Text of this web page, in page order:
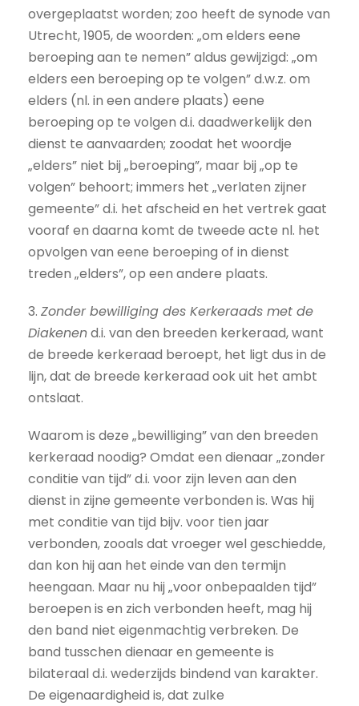
overgeplaatst worden; zoo heeft de synode van
Utrecht, 1905, de woorden: „om elders eene
beroeping aan te nemen” aldus gewijzigd: „om
elders een beroeping op te volgen” d.w.z. om
elders (nl. in een andere plaats) eene
beroeping op te volgen d.i. daadwerkelijk den
dienst te aanvaarden; zoodat het woordje
„elders” niet bij „beroeping”, maar bij „op te
volgen” behoort; immers het „verlaten zijner
gemeente” d.i. het afscheid en het vertrek gaat
vooraf en daarna komt de tweede acte nl. het
opvolgen van eene beroeping of in dienst
treden „elders”, op een andere plaats.
3. Zonder bewilliging des Kerkeraads met de
Diakenend.i. van den breeden kerkeraad, want
de breede kerkeraad beroept, het ligt dus in de
lijn, dat de breede kerkeraad ook uit het ambt
ontslaat.
Waarom is deze „bewilliging” van den breeden
kerkeraad noodig? Omdat een dienaar „zonder
conditie van tijd” d.i. voor zijn leven aan den
dienst in zijne gemeente verbonden is. Was hij
met conditie van tijd bijv. voor tien jaar
verbonden, zooals dat vroeger wel geschiedde,
dan kon hij aan het einde van den termijn
heengaan. Maar nu hij „voor onbepaalden tijd”
beroepen is en zich verbonden heeft, mag hij
den band niet eigenmachtig verbreken. De
band tusschen dienaar en gemeente is
bilateraal d.i. wederzijds bindend van karakter.
De eigenaardigheid is, dat zulke